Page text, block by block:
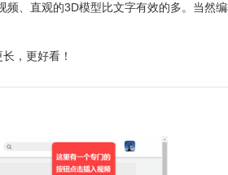
频、直观的3D模型比文字有效的多。当然
，更好看！